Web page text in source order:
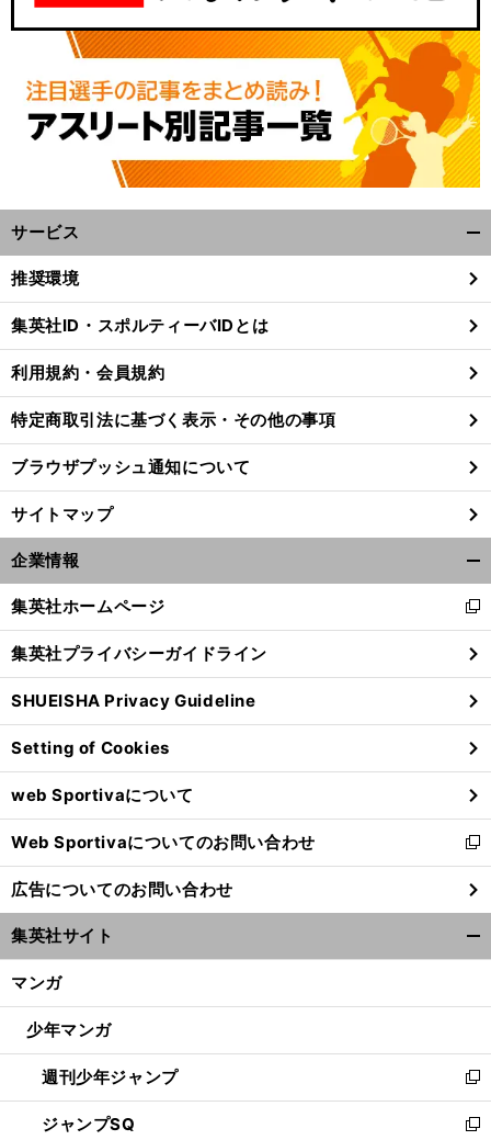
サービス
閉
る
推奨環境
集英社ID・スポルティーバIDとは
利用規約・会員規約
特定商取引法に基づく表示・その他の事項
ブラウザプッシュ通知について
サイトマップ
企業情報
閉
る
集英社ホームページ
新
し
い
ウ
ィ
ン
ド
ウ
で
開
く
集英社プライバシーガイドライン
SHUEISHA Privacy Guideline
Setting of Cookies
web Sportivaについて
Web Sportivaについてのお問い合わせ
新
し
い
ウ
ィ
ン
ウ
開
く
広告についてのお問い合わせ
集英社サイト
マンガ
少年マンガ
週刊少年ジャンプ
新
し
い
ジャンプSQ
新